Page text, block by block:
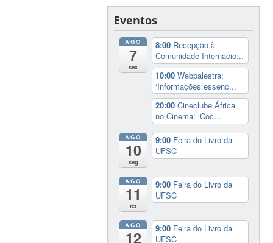
Eventos
AGO
7
sex
8:00 Recepção à
Comunidade Internacio...
10:00Webpalestra:
‘Informações essenc...
20:00Cineclube África
no Cinema: ‘Coc...
AGO
10
seg
9:00 Feira do Livro da
UFSC
AGO
11
ter
9:00 Feira do Livro da
UFSC
AGO
12
9:00 Feira do Livro da
UFSC